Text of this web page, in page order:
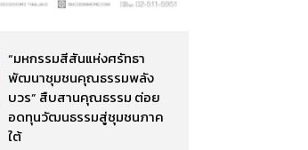
“มหกรรมสีสันแห่งศรัทธา
พัฒนาชุมชนคุณธรรมพลัง
บวร” สืบสานคุณธรรม ต่อย
อดทุนวัฒนธรรมสู่ชุมชนภาค
ใต้